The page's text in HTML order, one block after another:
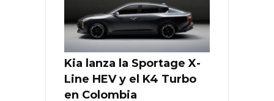
Kia lanza la Sportage X-
Line HEV y el K4 Turbo
en Colombia